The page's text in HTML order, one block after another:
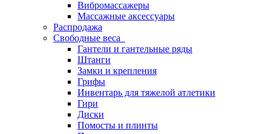
Вибромассажеры
Массажные аксессуары
Распродажа
Свободные веса
Гантели и гантельные ряды
Штанги
Замки и крепления
Грифы
Инвентарь для тяжелой атлетики
Гири
Диски
Помосты и плинты